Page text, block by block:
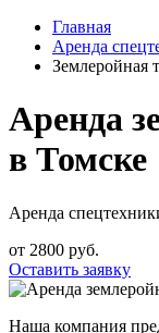
Главная
Аренда
Землеройная
Аренда
в Томске
Аренда
от 2800 руб.
Оставить заявку
Наша компания